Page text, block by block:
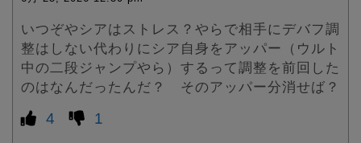
いつぞやシアはストレス？やらで相手にデバフ調
整はしない代わりにシア自身をアッパー（ウルト
中の二段ジャンプやら）するって調整を前回した
のはなんだったんだ？ そのアッパー分消せば？
4 1